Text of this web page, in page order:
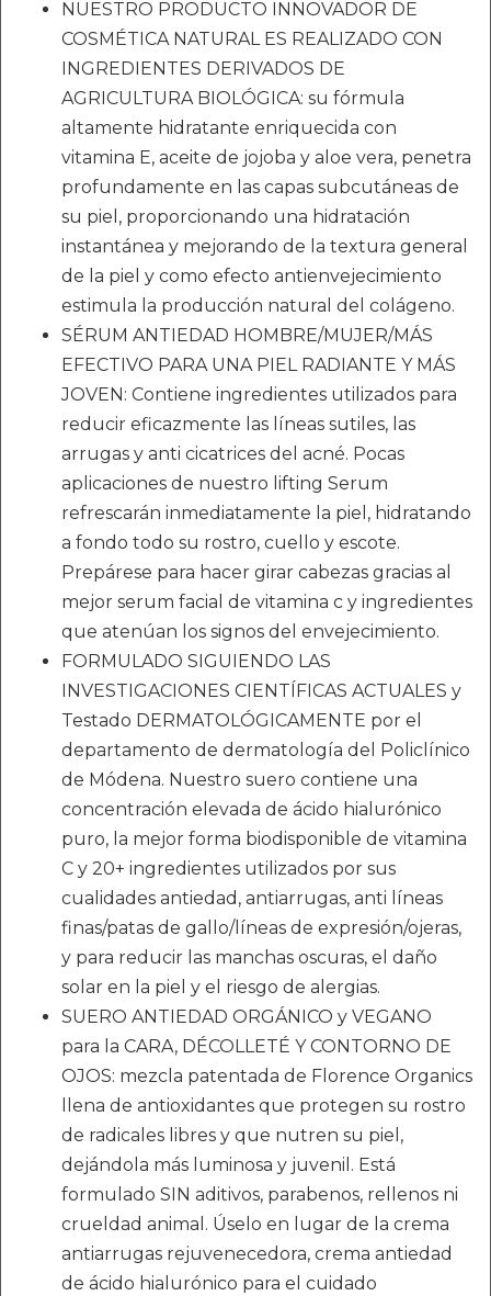
NUESTRO PRODUCTO INNOVADOR DE
COSMÉTICA NATURAL ES REALIZADO CON
INGREDIENTES DERIVADOS DE
AGRICULTURA BIOLÓGICA: su fórmula
altamente hidratante enriquecida con
vitamina E, aceite de jojoba y aloe vera, penetra
profundamente en las capas subcutáneas de
su piel, proporcionando una hidratación
instantánea y mejorando de la textura general
de la piel y como efecto antienvejecimiento
estimula la producción natural del colágeno.
SÉRUM ANTIEDAD HOMBRE/MUJER/MÁS
EFECTIVO PARA UNA PIEL RADIANTE Y MÁS
JOVEN: Contiene ingredientes utilizados para
reducir eficazmente las líneas sutiles, las
arrugas y anti cicatrices del acné. Pocas
aplicaciones de nuestro lifting Serum
refrescarán inmediatamente la piel, hidratando
a fondo todo su rostro, cuello y escote.
Prepárese para hacer girar cabezas gracias al
mejor serum facial de vitamina c y ingredientes
que atenúan los signos del envejecimiento.
FORMULADO SIGUIENDO LAS
INVESTIGACIONES CIENTÍFICAS ACTUALES y
Testado DERMATOLÓGICAMENTE por el
departamento de dermatología del Policlínico
de Módena. Nuestro suero contiene una
concentración elevada de ácido hialurónico
puro, la mejor forma biodisponible de vitamina
C y 20+ ingredientes utilizados por sus
cualidades antiedad, antiarrugas, anti líneas
finas/patas de gallo/líneas de expresión/ojeras,
y para reducir las manchas oscuras, el daño
solar en la piel y el riesgo de alergias.
SUERO ANTIEDAD ORGÁNICO y VEGANO
para la CARA, DÉCOLLETÉ Y CONTORNO DE
OJOS: mezcla patentada de Florence Organics
llena de antioxidantes que protegen su rostro
de radicales libres y que nutren su piel,
dejándola más luminosa y juvenil. Está
formulado SIN aditivos, parabenos, rellenos ni
crueldad animal. Úselo en lugar de la crema
antiarrugas rejuvenecedora, crema antiedad
de ácido hialurónico para el cuidado